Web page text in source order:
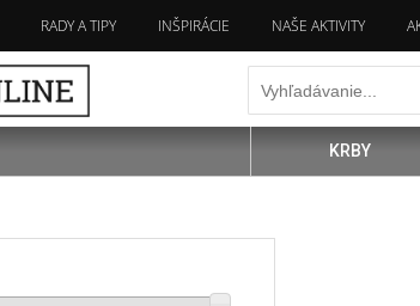
RADY A TIPY INŠPIRÁCIE NAŠE AKTIVITY
KRBY